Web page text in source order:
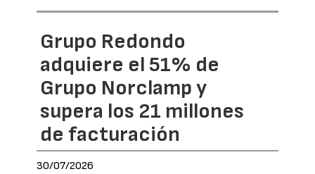
Grupo Redondo
adquiere el 51% de
Grupo Norclamp y
supera los 21 millones
de facturación
30/07/2026